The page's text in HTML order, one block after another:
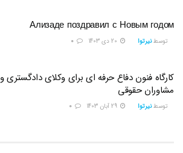
Ализаде поздравил с Новым годом
توسط نیرتوا
کارگاه فنون دفاع حرفه ای برای وکلای دادگستری و
مشاوران حقوقی
توسط نیرتوا